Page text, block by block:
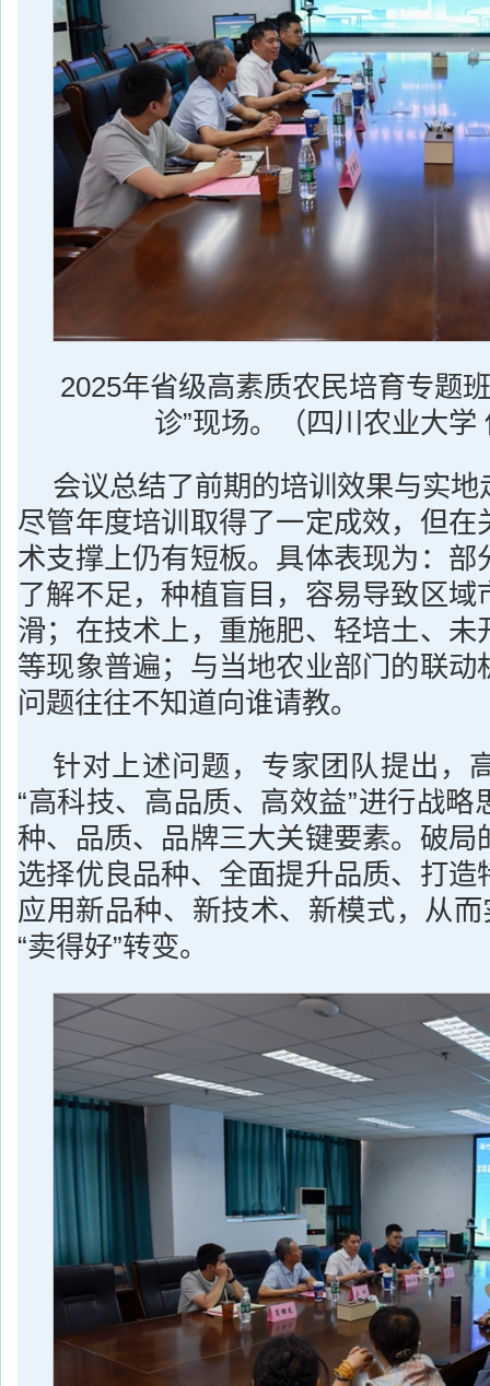
2025年省级高素质农民培育专题
诊”现场。（四川农业大学
会议总结了前期的培训效果与实
尽管年度培训取得了一定成效，但在
术支撑上仍有短板。具体表现为：部
了解不足，种植盲目，容易导致区域
滑；在技术上，重施肥、轻培土、未
等现象普遍；与当地农业部门的联动
问题往往不知道向谁请教。
针对上述问题，专家团队提出，
“高科技、高品质、高效益”进行战略
种、品质、品牌三大关键要素。破局
选择优良品种、全面提升品质、打造
应用新品种、新技术、新模式，从而
“卖得好”转变。